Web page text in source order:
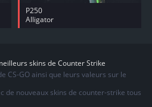
P250
Alligator
skins de Counter Strike
CS-GO ainsi que leurs valeurs sur le
de nouveaux skins de counter-strike tous